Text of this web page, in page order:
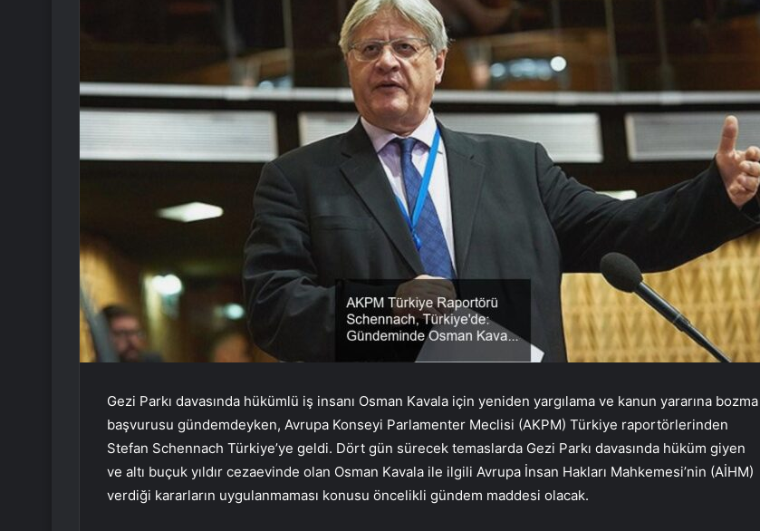
Gezi Parkı davasında hükümlü iş insanı Osman Kavala için yeniden yargılama ve kanun yararına bozma
başvurusu gündemdeyken, Avrupa Konseyi Parlamenter Meclisi (AKPM) Türkiye raportörlerinden
Stefan Schennach Türkiye’ye geldi. Dört gün sürecek temaslarda Gezi Parkı davasında hüküm giyen
ve altı buçuk yıldır cezaevinde olan Osman Kavala ile ilgili Avrupa İnsan Hakları Mahkemesi’nin (AİHM)
verdiği kararların uygulanmaması konusu öncelikli gündem maddesi olacak.